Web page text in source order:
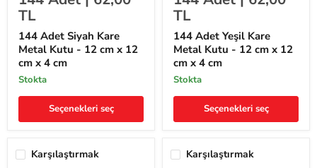
Kare
Metal
Kutu
12
cm
x
12
cm
4
TL
144 Adet Siyah Kare
Metal Kutu - 12 cm x 12
cm x 4 cm
stokta
Seçenekleri seç
Kare
Metal
Kutu
12
cm
x
12
cm
4
TL
144 Adet Yeşil Kare
Metal Kutu - 12 cm x 12
cm x 4 cm
stokta
Seçenekleri seç
Karşılaştırmak Karşılaştırmak